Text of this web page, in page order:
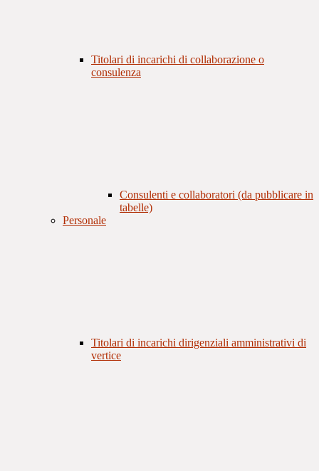
Titolari di incarichi di collaborazione o
consulenza
Consulenti e collaboratori (da pubblicare in
tabelle)
Personale
Titolari di incarichi dirigenziali amministrativi di
vertice